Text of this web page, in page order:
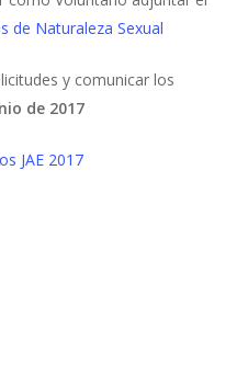
de Naturaleza Sexual
y comunicar los
de 2017
JAE 2017